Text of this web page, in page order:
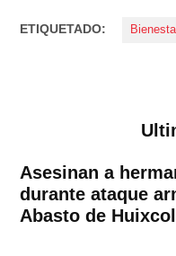
ETIQUETADO:
Asesinan a
durante ataque
Abasto de